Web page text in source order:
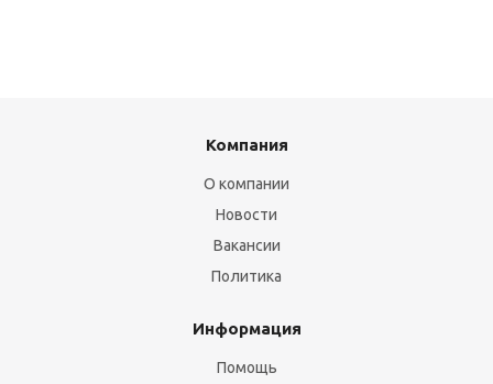
Компания
О компании
Новости
Вакансии
Политика
Информация
Помощь